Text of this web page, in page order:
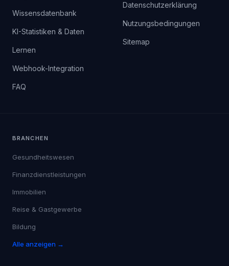
Wissensdatenbank
KI-Statistiken & Daten
Lernen
Webhook-Integration
FAQ
Datenschutzerklärung
Nutzungsbedingungen
Sitemap
BRANCHEN
Gesundheitswesen
Finanzdienstleistungen
Immobilien
Reise & Gastgewerbe
Bildung
Alle anzeigen →